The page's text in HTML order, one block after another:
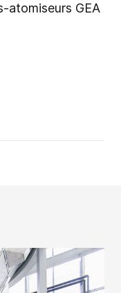
atomiseurs GEA